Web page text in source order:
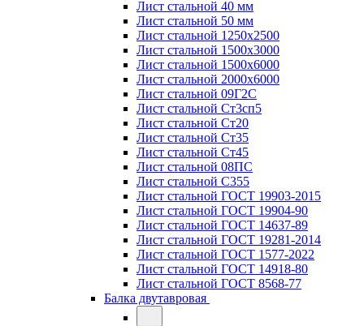
Лист стальной 40 мм
Лист стальной 50 мм
Лист стальной 1250х2500
Лист стальной 1500х3000
Лист стальной 1500х6000
Лист стальной 2000х6000
Лист стальной 09Г2С
Лист стальной Ст3сп5
Лист стальной Ст20
Лист стальной Ст35
Лист стальной Ст45
Лист стальной 08ПС
Лист стальной С355
Лист стальной ГОСТ 19903-2015
Лист стальной ГОСТ 19904-90
Лист стальной ГОСТ 14637-89
Лист стальной ГОСТ 19281-2014
Лист стальной ГОСТ 1577-2022
Лист стальной ГОСТ 14918-80
Лист стальной ГОСТ 8568-77
Балка двутавровая